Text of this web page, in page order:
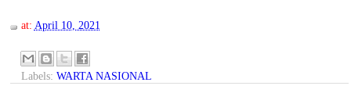
at: April 10, 2021
Labels: WARTA NASIONAL